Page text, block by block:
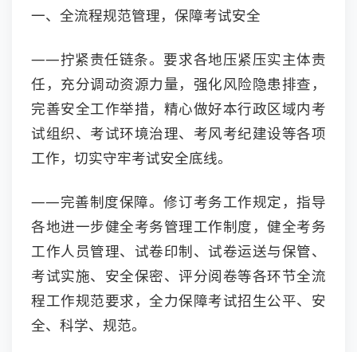
一、全流程规范管理，保障考试安全
——拧紧责任链条。要求各地压紧压实主体责
任，充分调动资源力量，强化风险隐患排查，
完善安全工作举措，精心做好本行政区域内考
试组织、考试环境治理、考风考纪建设等各项
工作，切实守牢考试安全底线。
——完善制度保障。修订考务工作规定，指导
各地进一步健全考务管理工作制度，健全考务
工作人员管理、试卷印制、试卷运送与保管、
考试实施、安全保密、评分阅卷等各环节全流
程工作规范要求，全力保障考试招生公平、安
全、科学、规范。